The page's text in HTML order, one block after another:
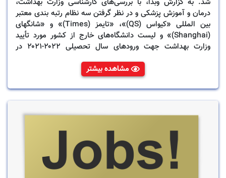
درمان و آموزش پزشکی و در نظر گرفتن سه نظام رتبه بندی معتبر
بین المللی «کیواس (QS)»، «تایمز (Times)» و «شانگهای
(Shanghai)» و لیست دانشگاه‌های خارج از کشور مورد تأیید
وزارت بهداشت جهت ورودهای سال تحصیلی ۲۰۲۲-۲۰۲۱ در
مشاهده بیشتر